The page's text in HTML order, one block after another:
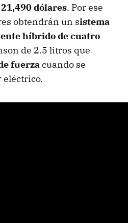
21,490 dólares. Por ese
obtendrán un sistema
híbrido de cuatro
de 2.5 litros que
fuerzacuando se
eléctrico.